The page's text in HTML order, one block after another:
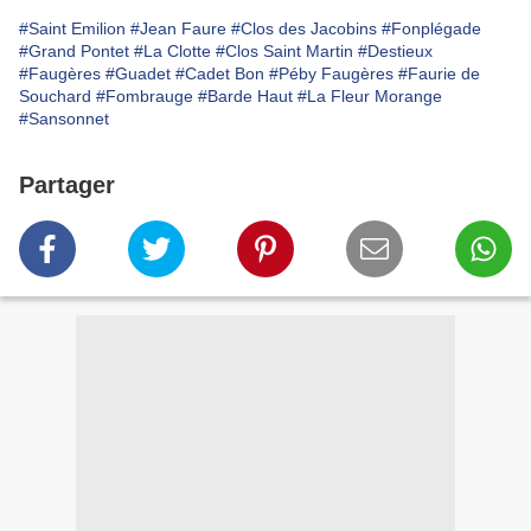
#Saint Emilion #Jean Faure #Clos des Jacobins #Fonplégade
#Grand Pontet #La Clotte #Clos Saint Martin #Destieux
#Faugères #Guadet #Cadet Bon #Péby Faugères #Faurie de
Souchard #Fombrauge #Barde Haut #La Fleur Morange
#Sansonnet
Partager